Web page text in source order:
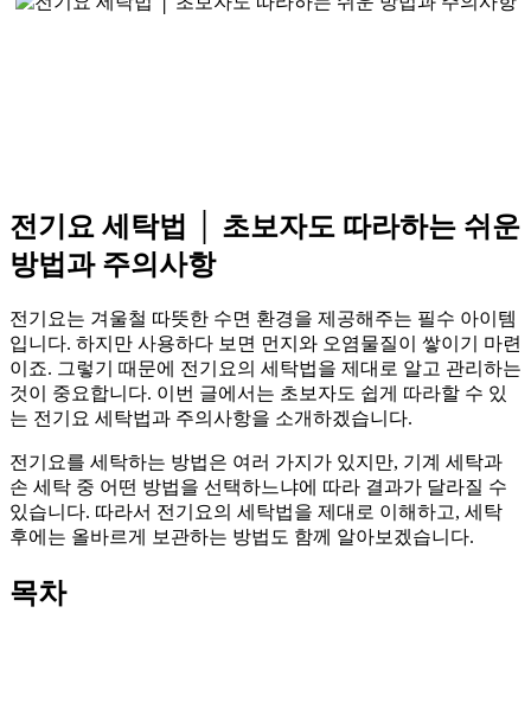
전기요 세탁법 │ 초보자도 따라하는 쉬운
방법과 주의사항
전기요는 겨울철 따뜻한 수면 환경을 제공해주는 필수 아이템
입니다. 하지만 사용하다 보면 먼지와 오염물질이 쌓이기 마련
이죠. 그렇기 때문에 전기요의 세탁법을 제대로 알고 관리하는
것이 중요합니다. 이번 글에서는 초보자도 쉽게 따라할 수 있
는 전기요 세탁법과 주의사항을 소개하겠습니다.
전기요를 세탁하는 방법은 여러 가지가 있지만, 기계 세탁과
손 세탁 중 어떤 방법을 선택하느냐에 따라 결과가 달라질 수
있습니다. 따라서 전기요의 세탁법을 제대로 이해하고, 세탁
후에는 올바르게 보관하는 방법도 함께 알아보겠습니다.
목차